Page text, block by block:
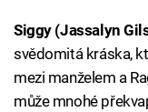
Siggy (Jassalyn
svědomitá kráska,
mezi manželem a
může mnohé